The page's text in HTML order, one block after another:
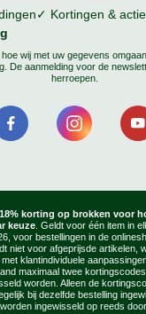
✓ Kortingen &
wij met uw gegevens
. De aanmelding voor de
herroepen.
18% korting op brokken voor
keuze . Geldt voor één item in
voor bestellingen in de
niet voor afgeprijsde artikelen,
klantindividuele
maximaal twee
worden. Alleen de
bij dezelfde bestelling
ingewisseld op reeds